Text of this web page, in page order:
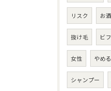
リスク お酒
抜け毛 ビ
女性 やめ
シャンプー